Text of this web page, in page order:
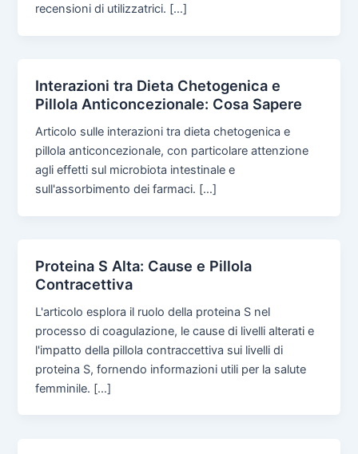
recensioni di utilizzatrici. […]
Interazioni tra Dieta Chetogenica e
Pillola Anticoncezionale: Cosa Sapere
Articolo sulle interazioni tra dieta chetogenica e
pillola anticoncezionale, con particolare attenzione
agli effetti sul microbiota intestinale e
sull'assorbimento dei farmaci. […]
Proteina S Alta: Cause e Pillola
Contracettiva
L'articolo esplora il ruolo della proteina S nel
processo di coagulazione, le cause di livelli alterati e
l'impatto della pillola contraccettiva sui livelli di
proteina S, fornendo informazioni utili per la salute
femminile. […]